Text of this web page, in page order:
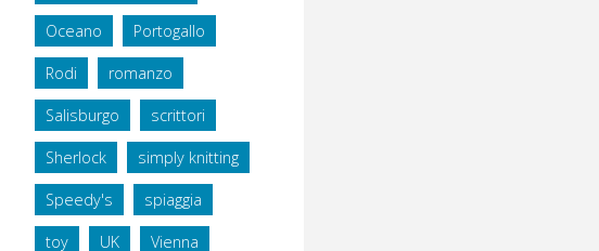
Oceano Portogallo
Rodi romanzo
Salisburgo scrittori
Sherlock simply knitting
Speedy's spiaggia
toy UK Vienna